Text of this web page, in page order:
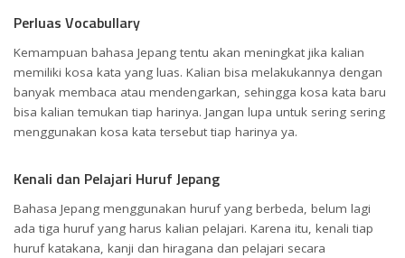
Perluas Vocabullary
Kemampuan bahasa Jepang tentu akan meningkat jika kalian
memiliki kosa kata yang luas. Kalian bisa melakukannya dengan
banyak membaca atau mendengarkan, sehingga kosa kata baru
bisa kalian temukan tiap harinya. Jangan lupa untuk sering sering
menggunakan kosa kata tersebut tiap harinya ya.
Kenali dan Pelajari Huruf Jepang
Bahasa Jepang menggunakan huruf yang berbeda, belum lagi
ada tiga huruf yang harus kalian pelajari. Karena itu, kenali tiap
huruf katakana, kanji dan hiragana dan pelajari secara